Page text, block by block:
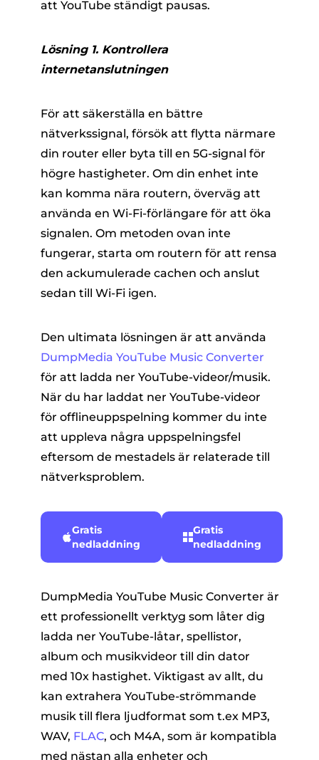
att YouTube ständigt pausas.
Lösning 1. Kontrollera
internetanslutningen
För att säkerställa en bättre
nätverkssignal, försök att flytta närmare
din router eller byta till en 5G-signal för
högre hastigheter. Om din enhet inte
kan komma nära routern, överväg att
använda en Wi-Fi-förlängare för att öka
signalen. Om metoden ovan inte
fungerar, starta om routern för att rensa
den ackumulerade cachen och anslut
sedan till Wi-Fi igen.
Den ultimata lösningen är att använda
DumpMedia YouTube Music Converter
för att ladda ner YouTube-videor/musik.
När du har laddat ner YouTube-videor
för offlineuppspelning kommer du inte
att uppleva några uppspelningsfel
eftersom de mestadels är relaterade till
nätverksproblem.
Gratis
nedladdning
Gratis
nedladdning
DumpMedia YouTube Music Converter är
ett professionellt verktyg som låter dig
ladda ner YouTube-låtar, spellistor,
album och musikvideor till din dator
med 10x hastighet. Viktigast av allt, du
kan extrahera YouTube-strömmande
musik till flera ljudformat som t.ex MP3,
WAV, FLAC, och M4A, som är kompatibla
med nästan alla enheter och